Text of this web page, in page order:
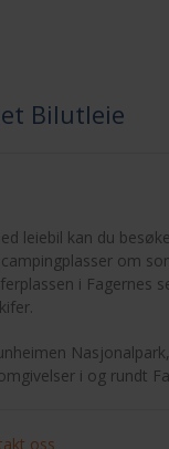
Bilutleie
leiebil kan du
om
i Fagernes
i og rundt
oss